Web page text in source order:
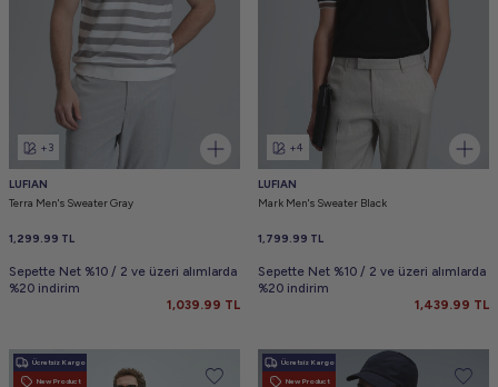
+3
LUFIAN
Terra Men's Sweater Gray
1,299.99 TL
Sepette Net %10 / 2 ve üzeri alımlarda
%20 indirim
1,039.99 TL
+4
LUFIAN
Mark Men's Sweater Black
1,799.99 TL
Sepette Net %10 / 2 ve üzeri alımlarda
%20 indirim
1,439.99 TL
Ücretsiz Kargo
New Product
Ücretsiz Kargo
New Product